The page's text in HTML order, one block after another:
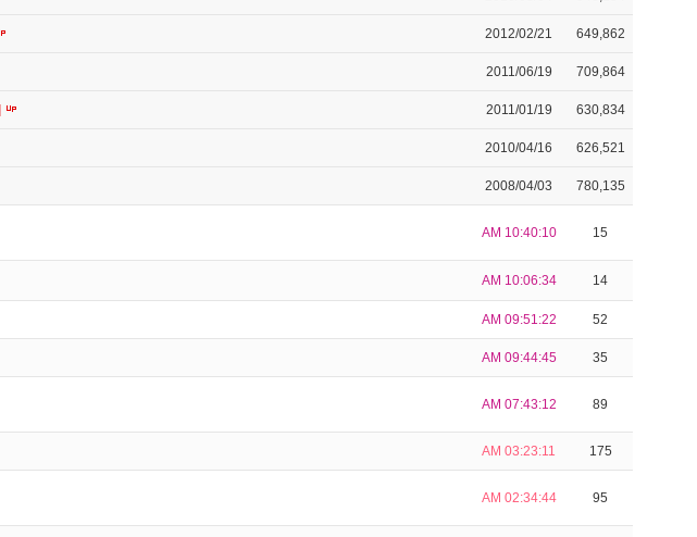
2012/02/21 649,862
2011/06/19 709,864
2011/01/19 630,834
2010/04/16 626,521
2008/04/03 780,135
AM 10:40:10 15
AM 10:06:34 14
AM 09:51:22 52
AM 09:44:45 35
AM 07:43:12 89
AM 03:23:11 175
AM 02:34:44 95